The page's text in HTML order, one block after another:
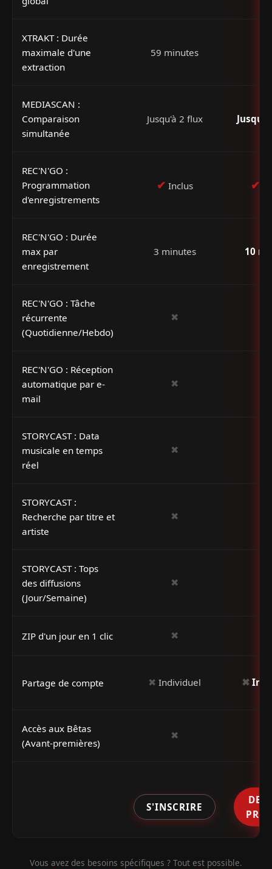
XTRAKT : Durée
maximale d'une
extraction
59 minutes
MEDIASCAN :
Comparaison
simultanée
Jusqu'à 2 flux
REC'N'GO :
Programmation
d'enregistrements
✔ Inclus ✔
REC'N'GO : Durée
max par
enregistrement
3 minutes 10
REC'N'GO : Tâche
récurrente
(Quotidienne/Hebdo)
✖
REC'N'GO : Réception
automatique par e-
mail
✖
STORYCAST : Data
musicale en temps
réel
✖
STORYCAST :
Recherche par titre et
artiste
✖
STORYCAST : Tops
des diffusions
(Jour/Semaine)
✖
ZIP d'un jour en 1 clic ✖
Partage de compte ✖ Individuel ✖
Accès aux Bêtas
(Avant-premières)
✖
S'INSCRIRE
Vous avez des besoins spécifiques ? Tout est possible.